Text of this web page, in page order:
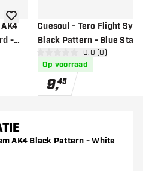
-
toevoegen aan verlanglijst
Cuesoul - Tero Flight
Black Pattern - Blue
Dart Flightsopen reviews
0 score sterren0.0 (0)
Op voorraad
9,45
AK4 Black Pattern - White